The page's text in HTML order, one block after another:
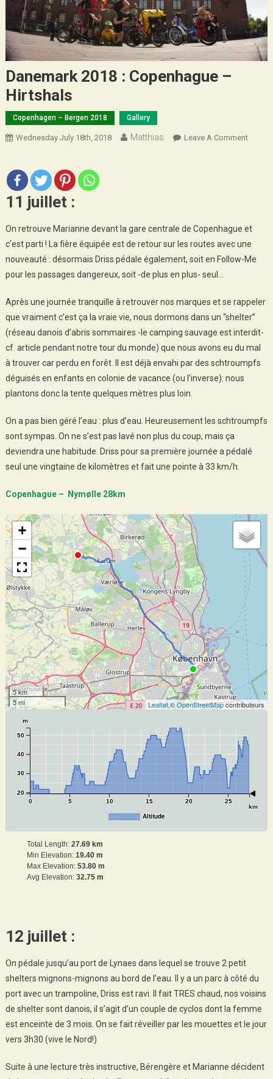
Danemark 2018 : Copenhague –
Hirtshals
Copenhagen – Bergen 2018 Gallery
Wednesday July 18th, 2018 Matthias Leave A CommentOn
11 juillet :
On retrouve Marianne devant la gare centrale de Copenhague et
c’est parti ! La fière équipée est de retour sur les routes avec une
nouveauté : désormais Driss pédale également, soit en Follow-Me
pour les passages dangereux, soit -de plus en plus- seul…
Après une journée tranquille à retrouver nos marques et se rappeler
que vraiment c’est ça la vraie vie, nous dormons dans un “shelter”
(réseau danois d’abris sommaires -le camping sauvage est interdit-
cf. article pendant notre tour du monde) que nous avons eu du mal
à trouver car perdu en forêt. Il est déjà envahi par des schtroumpfs
déguisés en enfants en colonie de vacance (ou l’inverse): nous
plantons donc la tente quelques mètres plus loin.
On a pas bien géré l’eau : plus d’eau. Heureusement les schtroumpfs
sont sympas. On ne s’est pas lavé non plus du coup, mais ça
deviendra une habitude. Driss pour sa première journée a pédalé
seul une vingtaine de kilomètres et fait une pointe à 33 km/h.
Copenhague – Nymølle 28km
+
−
5 km
5 mi
Leaflet,©OpenStreetMapcontributeurs
0 5 10 15 20 25
km
20
30
40
50
m
Altitude
Total Length: 27.69 km
Min Elevation: 19.40 m
Max Elevation: 53.80 m
Avg Elevation: 32.75 m
12 juillet :
On pédale jusqu’au port de Lynaes dans lequel se trouve 2 petit
shelters mignons-mignons au bord de l’eau. Il y a un parc à côté du
port avec un trampoline, Driss est ravi. Il fait TRES chaud, nos voisins
de shelter sont danois, il s’agit d’un couple de cyclos dont la femme
est enceinte de 3 mois. On se fait réveiller par les mouettes et le jour
vers 3h30 (vive le Nord!)
Suite à une lecture très instructive, Bérengère et Marianne décident